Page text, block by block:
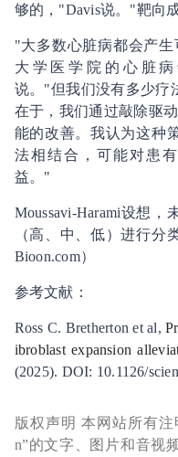
够的，"Davis说。"靶向
"大多数心脏病都会产
大学医学院的心脏病
说。"但我们没有多少疗
在于，我们通过敲除驱
能的改善。我认为这种
法相结合，可能对患
益。"
Moussavi-Harami设想
（高、中、低）进行分
Bioon.com）
参考文献：
Ross C. Bretherton et al,
ibroblast expansion
(2025). DOI: 10.1126/
版权声明 本网站所有
n”的文字、图片和音视